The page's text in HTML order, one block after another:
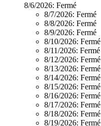
8/6/2026: Fermé
8/7/2026: Fermé
8/8/2026: Fermé
8/9/2026: Fermé
8/10/2026: Fermé
8/11/2026: Fermé
8/12/2026: Fermé
8/13/2026: Fermé
8/14/2026: Fermé
8/15/2026: Fermé
8/16/2026: Fermé
8/17/2026: Fermé
8/18/2026: Fermé
8/19/2026: Fermé